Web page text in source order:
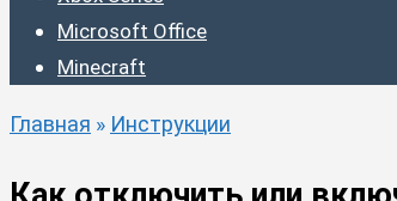
Microsoft Office
Minecraft
Главная » Инструкции